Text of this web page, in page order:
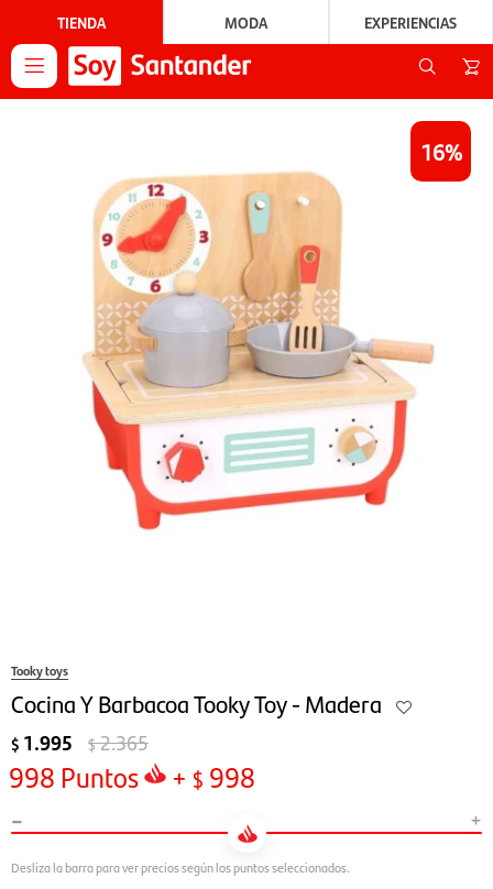
TIENDA MODA EXPERIENCIAS

16
Tooky toys
Cocina Y Barbacoa Tooky Toy - Madera
$ 1.995 $2.365
998 Puntos + $ 998
- +